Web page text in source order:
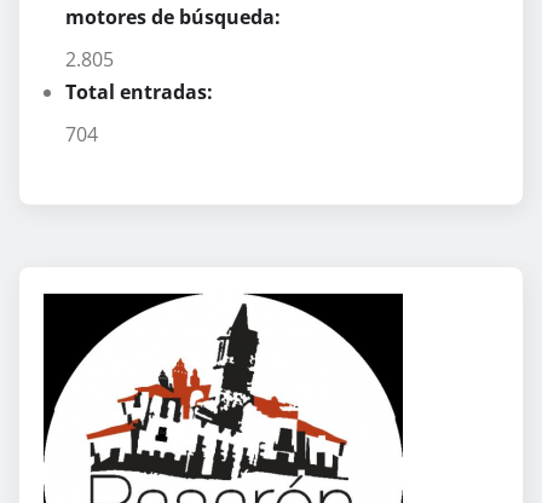
motores de búsqueda:
2.805
Total entradas:
704